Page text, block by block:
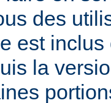
des
est
la